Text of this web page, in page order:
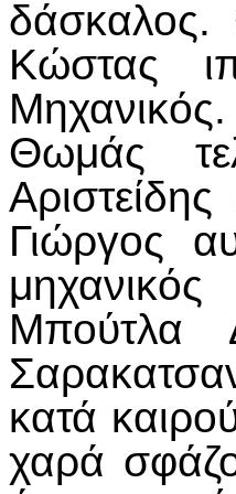
Κώστας
Θωμάς
Γιώργος
Μπούτλα
κατά
χαρά